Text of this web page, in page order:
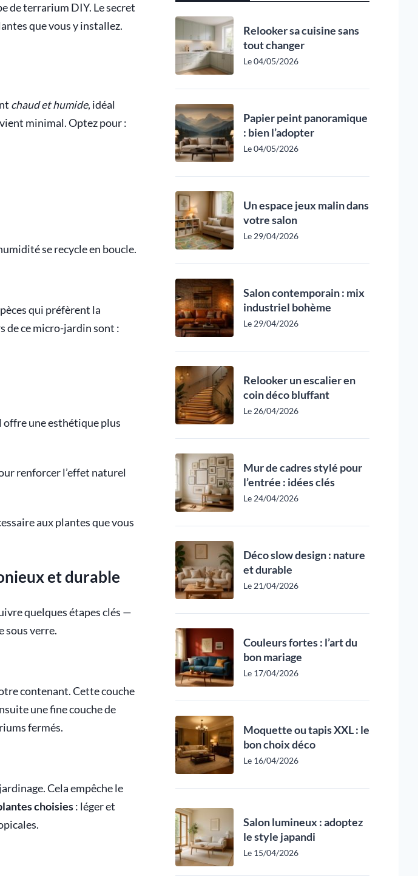
de terrarium DIY. Le secret
que vous y installez.
chaud et humide, idéal
minimal. Optez pour :
se recycle en boucle.
qui préfèrent la
de ce micro-jardin sont :
offre une esthétique plus
renforcer l’effet naturel
aux plantes que vous
et durable
quelques étapes clés —
sous verre.
contenant. Cette couche
une fine couche de
fermés.
Cela empêche le
choisies: léger et
Relooker sa cuisine sans
tout changer
Le 04/05/2026
Papier peint panoramique
: bien l’adopter
Le 04/05/2026
Un espace jeux malin dans
votre salon
Le 29/04/2026
Salon contemporain : mix
industriel bohème
Le 29/04/2026
Relooker un escalier en
coin déco bluffant
Le 26/04/2026
Mur de cadres stylé pour
l’entrée : idées clés
Le 24/04/2026
Déco slow design : nature
et durable
Le 21/04/2026
Couleurs fortes : l’art du
bon mariage
Le 17/04/2026
Moquette ou tapis XXL : le
bon choix déco
Le 16/04/2026
Salon lumineux : adoptez
le style japandi
Le 15/04/2026